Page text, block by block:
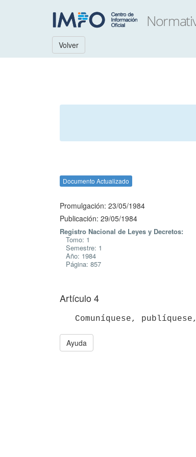
Volver
Documento Actualizado
Promulgación: 23/05/1984
Publicación: 29/05/1984
Registro Nacional de Leyes y Decretos:
Tomo: 1
Semestre: 1
Año: 1984
Página: 857
Artículo 4
Ayuda